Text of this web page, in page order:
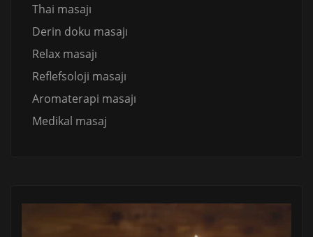
Thai masajı
Derin doku masajı
Relax masajı
Reflefsoloji masajı
Aromaterapi masajı
Medikal masaj